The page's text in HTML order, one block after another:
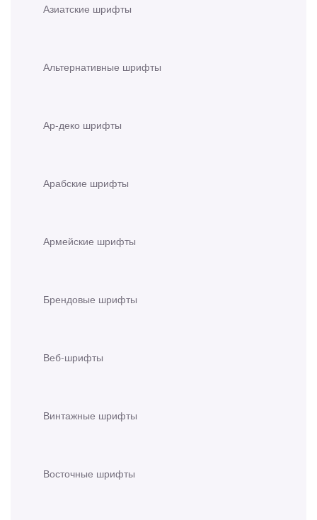
Азиатские шрифты
Альтернативные шрифты
Ар-деко шрифты
Арабские шрифты
Армейские шрифты
Брендовые шрифты
Веб-шрифты
Винтажные шрифты
Восточные шрифты